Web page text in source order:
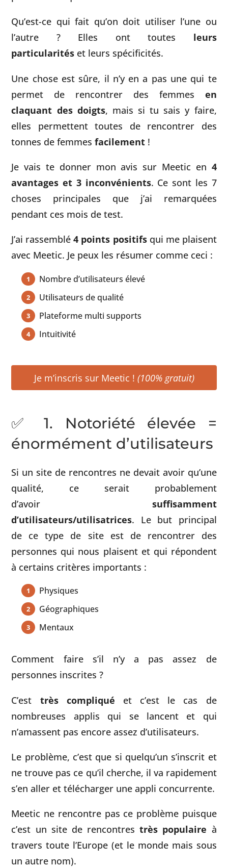
Qu’est-ce qui fait qu’on doit utiliser l’une ou
l’autre ? Elles ont toutes leurs
particularités et leurs spécificités.
Une chose est sûre, il n’y en a pas une qui te
permet de rencontrer des femmes en
claquant des doigts, mais si tu sais y faire,
elles permettent toutes de rencontrer des
tonnes de femmesfacilement !
Je vais te donner mon avis sur Meetic en 4
avantages et 3 inconvénients. Ce sont les 7
choses principales que j’ai remarquées
pendant ces mois de test.
J’ai rassemblé4 points positifsqui me plaisent
avec Meetic. Je peux les résumer comme ceci :
Nombre d’utilisateurs élevé
Utilisateurs de qualité
Plateforme multi supports
Intuitivité
Je m’inscris sur Meetic ! (100% gratuit)
✅ 1. Notoriété élevée =
énormément d’utilisateurs
Si un site de rencontres ne devait avoir qu’une
qualité, ce serait probablement
d’avoir suffisamment
d’utilisateurs/utilisatrices. Le but principal
de ce type de site est de rencontrer des
personnes qui nous plaisent et qui répondent
à certains critères importants :
Physiques
Géographiques
Mentaux
Comment faire s’il n’y a pas assez de
personnes inscrites ?
C’est très compliqué et c’est le cas de
nombreuses applis qui se lancent et qui
n’amassent pas encore assez d’utilisateurs.
Le problème, c’est que si quelqu’un s’inscrit et
ne trouve pas ce qu’il cherche, il va rapidement
s’en aller et télécharger une appli concurrente.
Meetic ne rencontre pas ce problème puisque
c’est un site de rencontrestrès populaire à
travers toute l’Europe (et le monde mais sous
un autre nom).